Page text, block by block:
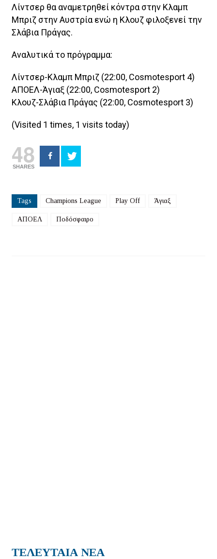
Λίντσερ θα αναμετρηθεί κόντρα στην Κλαμπ
Μπριζ στην Αυστρία ενώ η Κλουζ φιλοξενεί την
Σλάβια Πράγας.
Αναλυτικά το πρόγραμμα:
Λίντσερ-Κλαμπ Μπριζ (22:00, Cosmotesport 4)
ΑΠΟΕΛ-Άγιαξ (22:00, Cosmotesport 2)
Κλουζ-Σλάβια Πράγας (22:00, Cosmotesport 3)
(Visited 1 times, 1 visits today)
48
SHARES
Tags Champions League Play Off Άγιαξ
ΑΠΟΕΛ Ποδόσφαιρο
ΤΕΛΕΥΤΑΙΑ ΝΕΑ